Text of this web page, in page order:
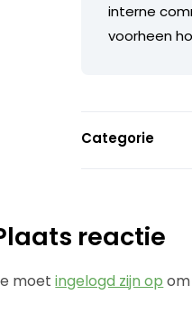
interne
voorheen
Categorie
reactie
moetingelogd zijn op